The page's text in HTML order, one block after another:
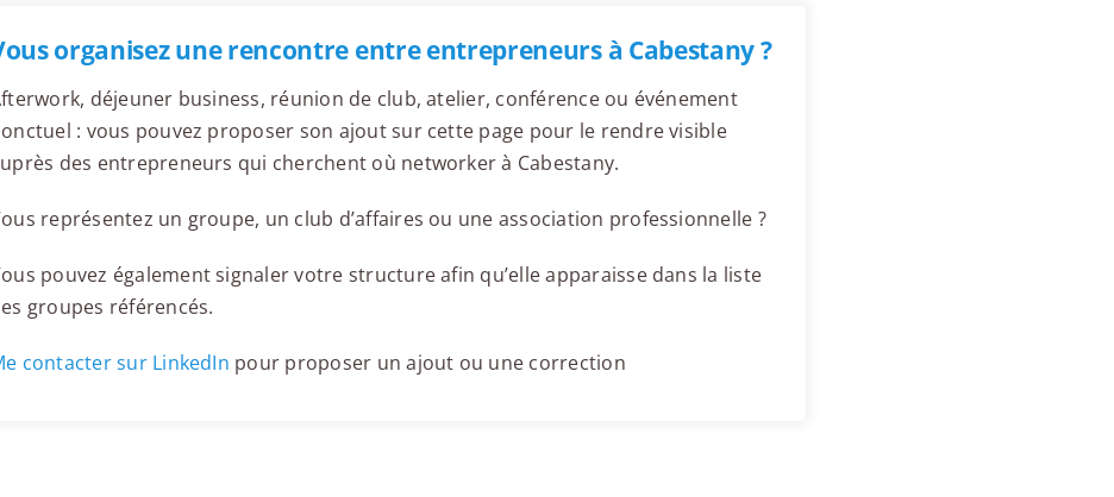
organisez une rencontre entre entrepreneurs à Cabestany ?
déjeuner business, réunion de club, atelier, conférence ou événement
: vous pouvez proposer son ajout sur cette page pour le rendre visible
des entrepreneurs qui cherchent où networker à Cabestany.
représentez un groupe, un club d’affaires ou une association professionnelle ?
pouvez également signaler votre structure afin qu’elle apparaisse dans la liste
groupes référencés.
contacter sur LinkedIn pour proposer un ajout ou une correction